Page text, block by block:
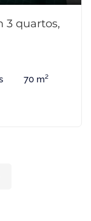
3 quartos,
70 m²